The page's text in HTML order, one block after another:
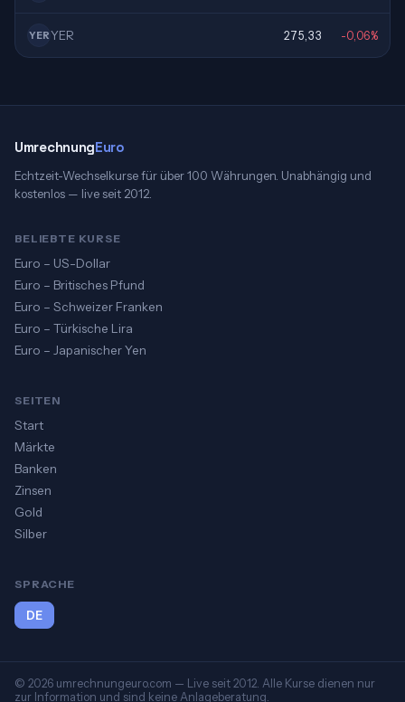
YERYER 275,33 -0,06%
UmrechnungEuro
Echtzeit-Wechselkurse für über 100 Währungen. Unabhängig und
kostenlos — live seit 2012.
BELIEBTE KURSE
Euro – US-Dollar
Euro – Britisches Pfund
Euro – Schweizer Franken
Euro – Türkische Lira
Euro – Japanischer Yen
SEITEN
Start
Märkte
Banken
Zinsen
Gold
Silber
SPRACHE
DE
© 2026 umrechnungeuro.com — Live seit 2012. Alle Kurse dienen nur
zur Information und sind keine Anlageberatung.